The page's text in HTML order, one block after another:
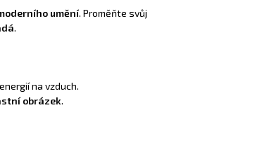
umění. Proměňte svůj
.
na vzduch.
obrázek.